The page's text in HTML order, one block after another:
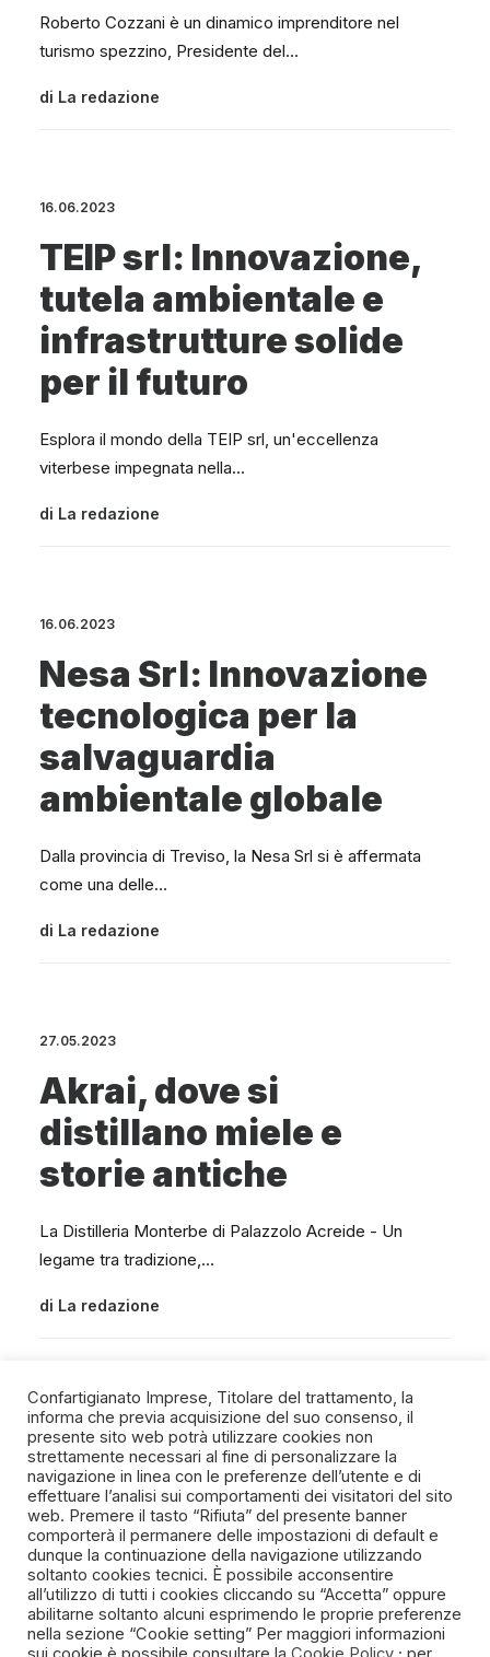
Roberto Cozzani è un dinamico imprenditore nel
turismo spezzino, Presidente del…
di La redazione
16.06.2023
TEIP srl: Innovazione,
tutela ambientale e
infrastrutture solide
per il futuro
Esplora il mondo della TEIP srl, un'eccellenza
viterbese impegnata nella…
di La redazione
16.06.2023
Nesa Srl: Innovazione
tecnologica per la
salvaguardia
ambientale globale
Dalla provincia di Treviso, la Nesa Srl si è affermata
come una delle…
di La redazione
27.05.2023
Akrai, dove si
distillano miele e
storie antiche
La Distilleria Monterbe di Palazzolo Acreide - Un
legame tra tradizione,…
di La redazione
SPIRITO ARTIGIANO
Un progetto della Fondazione Manlio e Maria Letizia
Germozzi onlus
Confartigianato Imprese, Titolare del trattamento, la
informa che previa acquisizione del suo consenso, il
presente sito web potrà utilizzare cookies non
strettamente necessari al fine di personalizzare la
navigazione in linea con le preferenze dell’utente e di
effettuare l’analisi sui comportamenti dei visitatori del sito
web. Premere il tasto “Rifiuta” del presente banner
comporterà il permanere delle impostazioni di default e
dunque la continuazione della navigazione utilizzando
soltanto cookies tecnici. È possibile acconsentire
all’utilizzo di tutti i cookies cliccando su “Accetta” oppure
abilitarne soltanto alcuni esprimendo le proprie preferenze
nella sezione “Cookie setting” Per maggiori informazioni